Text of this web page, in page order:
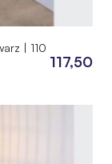
| 110
117,50